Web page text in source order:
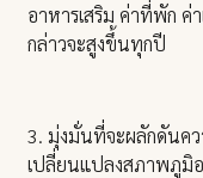
อาหารเสริม ค่าที่พัก ค่
กล่าวจะสูงขึ้นทุกปี
3. มุ่งมั่นที่จะผลักดันค
เปลี่ยนแปลงสภาพภูมิอ